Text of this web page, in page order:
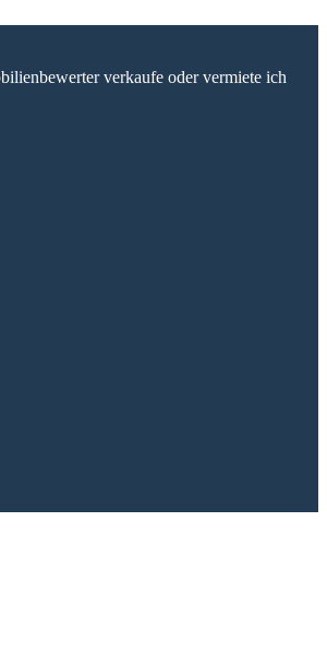
verkaufe oder vermiete ich